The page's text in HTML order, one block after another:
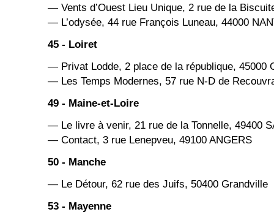
— Vents d’Ouest Lieu Unique, 2 rue de la
— L’odysée, 44 rue François Luneau, 44000
45 - Loiret
— Privat Lodde, 2 place de la république, 45000
— Les Temps Modernes, 57 rue N-D de
49 - Maine-et-Loire
— Le livre à venir, 21 rue de la Tonnelle, 49400
— Contact, 3 rue Lenepveu, 49100 ANGERS
50 - Manche
— Le Détour, 62 rue des Juifs, 50400 Grandville
53 - Mayenne